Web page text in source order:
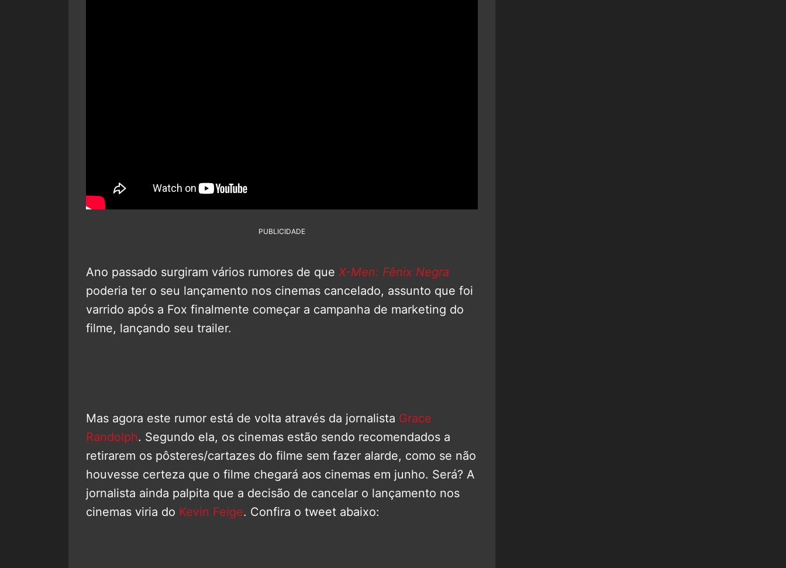
PUBLICIDADE
Ano passado surgiram vários rumores de que X-Men: Fênix Negra
poderia ter o seu lançamento nos cinemas cancelado, assunto que foi
varrido após a Fox finalmente começar a campanha de marketing do
filme, lançando seu trailer.
Mas agora este rumor está de volta através da jornalista Grace
Randolph. Segundo ela, os cinemas estão sendo recomendados a
retirarem os pôsteres/cartazes do filme sem fazer alarde, como se não
houvesse certeza que o filme chegará aos cinemas em junho. Será? A
jornalista ainda palpita que a decisão de cancelar o lançamento nos
cinemas viria do Kevin Feige. Confira o tweet abaixo: